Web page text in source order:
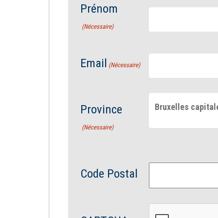
Prénom
(Nécessaire)
Email (Nécessaire)
Province
(Nécessaire)
Bruxelles
Code Postal